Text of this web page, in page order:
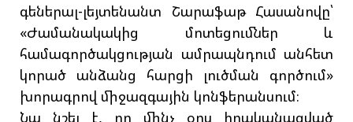
գեներալ-լեյտենանտ Շարաֆաթ Հասանովը՝
«Ժամանակակից մոտեցումներ և
համագործակցության ամրապնդում անհետ
կորած անձանց հարցի լուծման գործում»
խորագրով միջազգային կոնֆերանսում։
Նա նշել է, որ մինչ օրս իրականացված